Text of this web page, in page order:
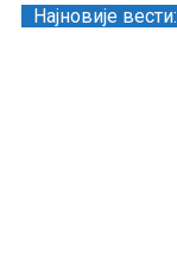
Најновије вести: